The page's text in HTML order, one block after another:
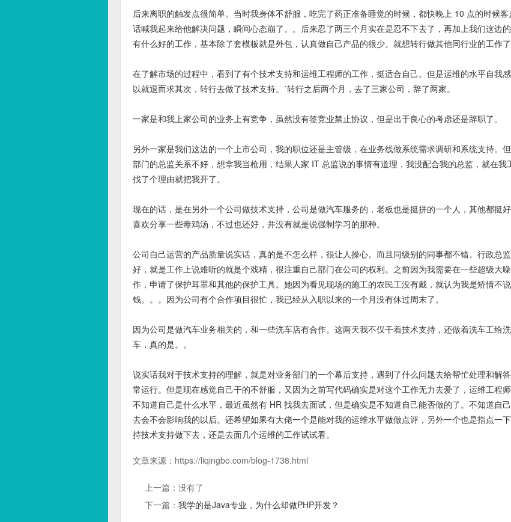
后来离职的触发点很简单。当时我身体不舒服，吃完了药正准备睡觉的时候，都快晚上 10 点的时候
话喊我起来给他解决问题，瞬间心态崩了。。后来忍了两三个月实在是忍不下去了，再加上我们这边
有什么好的工作，基本除了套模板就是外包，认真做自己产品的很少。就想转行做其他同行业的工作了
在了解市场的过程中，看到了有个技术支持和运维工程师的工作，挺适合自己。但是运维的水平自我
以就退而求其次，转行去做了技术支持。˙转行之后两个月，去了三家公司，辞了两家。
一家是和我上家公司的业务上有竞争，虽然没有签竞业禁止协议，但是出于良心的考虑还是辞职了。
另外一家是我们这边的一个上市公司，我的职位还是主管级，在业务线做系统需求调研和系统支持。
部门的总监关系不好，想拿我当枪用，结果人家 IT 总监说的事情有道理，我没配合我的总监，就在我
找了个理由就把我开了。
现在的话，是在另外一个公司做技术支持，公司是做汽车服务的，老板也是挺拼的一个人，其他都挺
喜欢分享一些毒鸡汤，不过也还好，并没有就是说强制学习的那种。
公司自己运营的产品质量说实话，真的是不怎么样，很让人操心。而且同级别的同事都不错。行政总
好，就是工作上说难听的就是个戏精，很注重自己部门在公司的权利。之前因为我需要在一些超级大
作，申请了保护耳罩和其他的保护工具。她因为看见现场的施工的农民工没有戴，就认为我是矫情不
钱。。。因为公司有个合作项目很忙，我已经从入职以来的一个月没有休过周末了。
因为公司是做汽车业务相关的，和一些洗车店有合作。这两天我不仅干着技术支持，还做着洗车工给
车，真的是。。
说实话我对于技术支持的理解，就是对业务部门的一个幕后支持，遇到了什么问题去给帮忙处理和解
常运行。但是现在感觉自己干的不舒服，又因为之前写代码确实是对这个工作无力去爱了，运维工程
不知道自己是什么水平，最近虽然有 HR 找我去面试，但是确实是不知道自己能否做的了。不知道自
去会不会影响我的以后。还希望如果有大佬一个是能对我的运维水平做做点评，另外一个也是指点一
持技术支持做下去，还是去面几个运维的工作试试看。
文章来源： https://liqingbo.com/blog-1738.html
上一篇：没有了
下一篇： 我学的是Java专业，为什么却做PHP开发？